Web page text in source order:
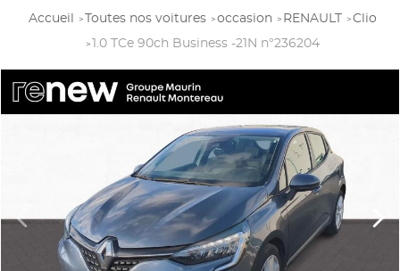
Accueil Toutes nos voitures occasion RENAULT
Clio
1.0 TCe 90ch Business -21N n°236204